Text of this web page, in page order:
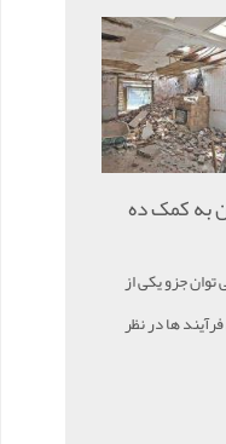
به کمک ده
جزو یکی از
ها در نظر